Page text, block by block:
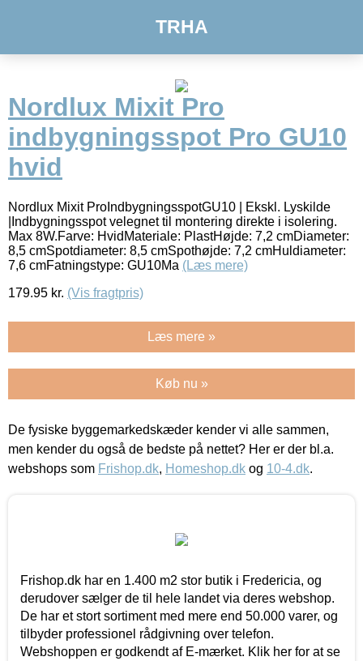
TRHA
Nordlux Mixit Pro
indbygningsspot Pro GU10
hvid
Nordlux Mixit ProIndbygningsspotGU10 | Ekskl. Lyskilde
|Indbygningsspot velegnet til montering direkte i isolering.
Max 8W.Farve: HvidMateriale: PlastHøjde: 7,2 cmDiameter:
8,5 cmSpotdiameter: 8,5 cmSpothøjde: 7,2 cmHuldiameter:
7,6 cmFatningstype: GU10Ma (Læs mere)
179.95 kr. (Vis fragtpris)
Læs mere »
Køb nu »
De fysiske byggemarkedskæder kender vi alle sammen,
men kender du også de bedste på nettet? Her er der bl.a.
webshops som Frishop.dk, Homeshop.dk og 10-4.dk.
Frishop.dk har en 1.400 m2 stor butik i Fredericia, og
derudover sælger de til hele landet via deres webshop.
De har et stort sortiment med mere end 50.000 varer, og
tilbyder professionel rådgivning over telefon.
Webshoppen er godkendt af E-mærket. Klik her for at se